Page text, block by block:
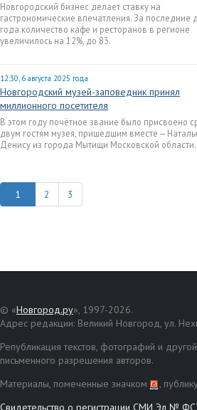
Новгородский бизнес делает ставку на
гастрономические впечатления. За последние
года количество кафе и ресторанов в регионе
увеличилось на 12%, до 83.
12:30, 6 августа 2025 года
Новгородский музей-заповедник принял
миллионного посетителя
В этом году почётное звание было присвоено
двум гостям музея, пришедшим вместе —
Денису из города Мытищи Московской области.
2 3
© «Новгород.ру», 1997-2026.
Адрес редакции: Великий Новгород, ул.
Републикация текстов, фотографий и
письменного разрешения авторов.
Материалы, помеченные значком
,
Свидетельство о регистрации СМИ Эл №